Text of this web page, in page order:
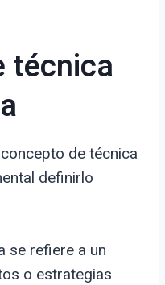
técnica
de técnica
definirlo
se refiere a un
o estrategias